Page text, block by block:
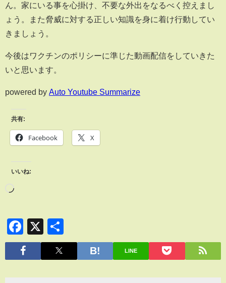
ん。家にいる事を心掛け、不要な外出をなるべく控えまし
ょう。また脅威に対する正しい知識を身に着け行動してい
きましょう。
今後はワクチンのポリシーに準じた動画配信をしていきた
いと思います。
powered by Auto Youtube Summarize
共有:
Facebook X
いいね:
Facebook
X
有
LINE